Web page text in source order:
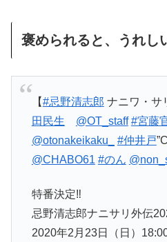
褒められると、うれし
【#忌野清志郎 ナニワ・サ
田民生
@OT_staff #宮藤
@otonakeikaku_
#仲井戸
@CHABO61 #のん
特番決定‼️
忌野清志郎ナニサリ外伝
2020年2月23日（日）